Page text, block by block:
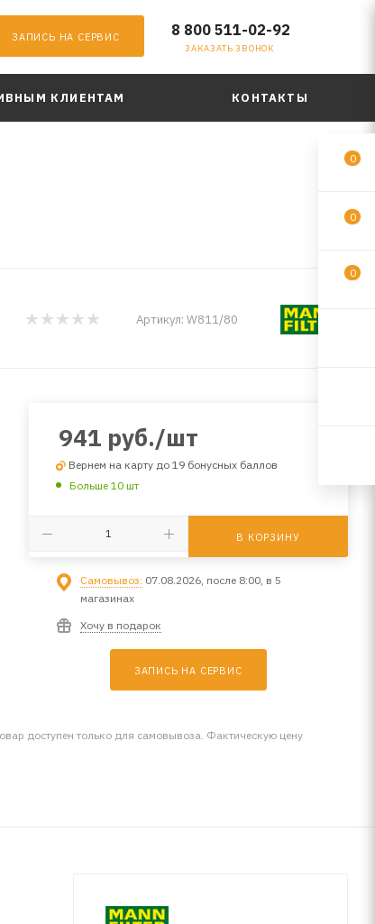
ЗАПИСЬ НА СЕРВИС 8 800 511-02-92
ЗАКАЗАТЬ ЗВОНОК
КЛИЕНТАМ КОНТАКТЫ
Артикул: W811/80
941 руб./шт
Вернем на карту до 19 бонусных баллов
Больше 10 шт
В КОРЗИНУ
Самовывоз: 07.08.2026, после 8:00, в 5
магазинах
Хочу в подарок
ЗАПИСЬ НА СЕРВИС
доступен только для самовывоза. Фактическую цену
0
0
0